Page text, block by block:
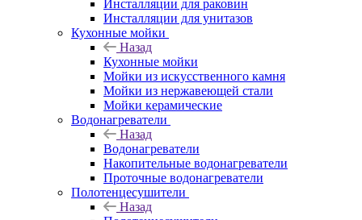
Инсталляции для раковин
Инсталляции для унитазов
Кухонные мойки
Назад
Кухонные мойки
Мойки из искусственного камня
Мойки из нержавеющей стали
Мойки керамические
Водонагреватели
Назад
Водонагреватели
Накопительные водонагреватели
Проточные водонагреватели
Полотенцесушители
Назад